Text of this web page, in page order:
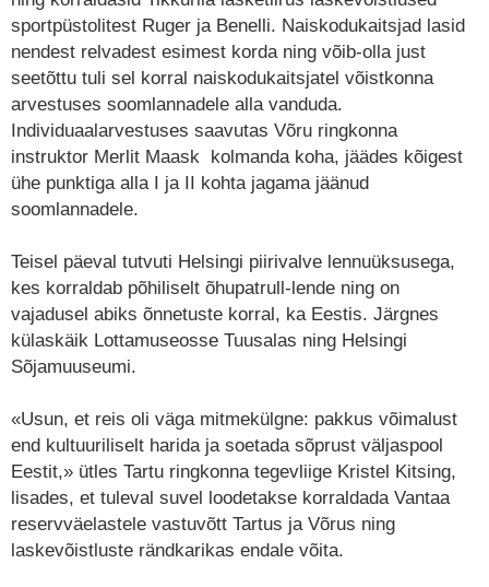
sportpüstolitest Ruger ja Benelli. Naiskodukaitsjad lasid
nendest relvadest esimest korda ning võib-olla just
seetõttu tuli sel korral naiskodukaitsjatel võistkonna
arvestuses soomlannadele alla vanduda.
Individuaalarvestuses saavutas Võru ringkonna
instruktor Merlit Maask kolmanda koha, jäädes kõigest
ühe punktiga alla I ja II kohta jagama jäänud
soomlannadele.
Teisel päeval tutvuti Helsingi piirivalve lennuüksusega,
kes korraldab põhiliselt õhupatrull-lende ning on
vajadusel abiks õnnetuste korral, ka Eestis. Järgnes
külaskäik Lottamuseosse Tuusalas ning Helsingi
Sõjamuuseumi.
«Usun, et reis oli väga mitmekülgne: pakkus võimalust
end kultuuriliselt harida ja soetada sõprust väljaspool
Eestit,» ütles Tartu ringkonna tegevliige Kristel Kitsing,
lisades, et tuleval suvel loodetakse korraldada Vantaa
reservväelastele vastuvõtt Tartus ja Võrus ning
laskevõistluste rändkarikas endale võita.